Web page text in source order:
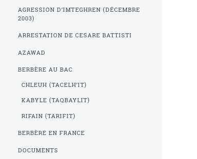
AGRESSION D’IMTEGHREN (DÉCEMBRE
2003)
ARRESTATION DE CESARE BATTISTI
AZAWAD
BERBÈRE AU BAC
CHLEUH (TACELH’IT)
KABYLE (TAQBAYLIT)
RIFAIN (TARIFIT)
BERBÈRE EN FRANCE
DOCUMENTS